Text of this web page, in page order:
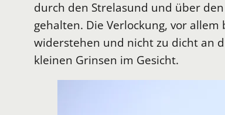
durch den Strelasund und über
gehalten. Die Verlockung, vor
widerstehen und nicht zu dicht an
kleinen Grinsen im Gesicht.